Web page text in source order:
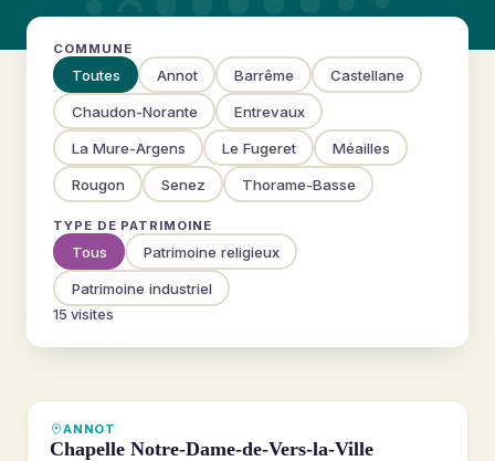
COMMUNE
Toutes Annot Barrême Castellane
Chaudon-Norante Entrevaux
La Mure-Argens Le Fugeret Méailles
Rougon Senez Thorame-Basse
TYPE DE PATRIMOINE
Tous Patrimoine religieux
Patrimoine industriel
15 visites
VISITE 360°
ANNOT
Chapelle Notre-Dame-de-Vers-la-Ville